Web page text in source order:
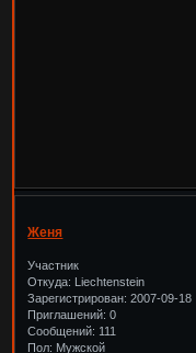
Женя
Участник
Откуда: Liechtenstein
Зарегистрирован: 2007-09-18
Приглашений: 0
Сообщений: 111
Пол: Мужской